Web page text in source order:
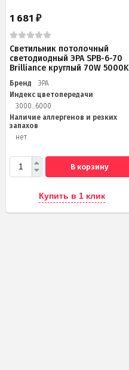
1 681 ₽
Светильник потолочный
светодиодный ЭРА SPB-6-70
Brilliance круглый 70W 5000K
Бренд
ЭРА
Индекс цветопередачи
3000...6000
Наличие аллергенов и резких
запахов
нет
В корзину
Купить в 1 клик